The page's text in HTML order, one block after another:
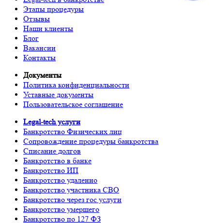
Этапы процедуры
Отзывы
Наши клиенты
Блог
Вакансии
Контакты
Документы
Политика конфиденциальности
Уставные документы
Пользовательское соглашение
Legal-tech услуги
Банкротство Физических лиц
Сопровождение процедуры банкротства
Списание долгов
Банкротство в банке
Банкротство ИП
Банкротство удаленно
Банкротство участника СВО
Банкротство через гос услуги
Банкротство умершего
Банкротство по 127 ФЗ